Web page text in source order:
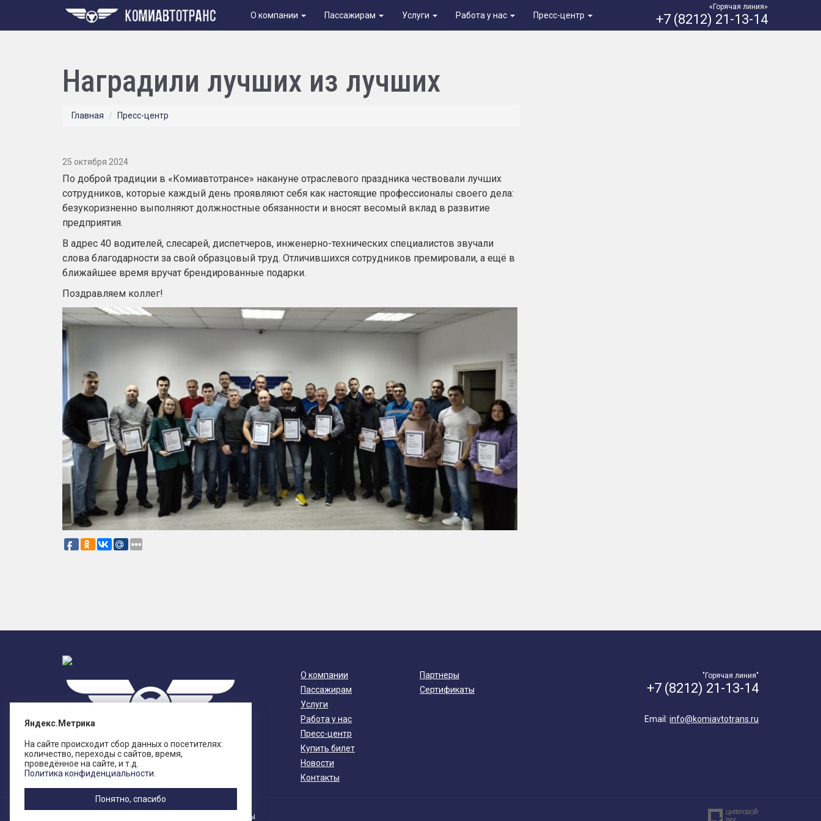
О компании Пассажирам Услуги Работа у нас Пресс-центр
«Горячая линия»
+7 (8212) 21-13-14
Наградили лучших из лучших
Главная Пресс-центр
25 октября 2024
По доброй традиции в «Комиавтотрансе» накануне отраслевого праздника чествовали лучших
сотрудников, которые каждый день проявляют себя как настоящие профессионалы своего дела:
безукоризненно выполняют должностные обязанности и вносят весомый вклад в развитие
предприятия.
В адрес 40 водителей, слесарей, диспетчеров, инженерно-технических специалистов звучали
слова благодарности за свой образцовый труд. Отличившихся сотрудников премировали, а ещё в
ближайшее время вручат брендированные подарки.
Поздравляем коллег!
О компании
Пассажирам
Услуги
Работа у нас
Пресс-центр
Купить билет
Новости
Контакты
Партнеры
Сертификаты
"Горячая линия"
+7 (8212) 21-13-14
Email: info@komiavtotrans.ru
© КОМИАВТОРАНС, 2026. Все права защищены
Яндекс.Метрика
На сайте происходит сбор данных о посетителях:
количество, переходы с сайтов, время,
проведённое на сайте, и т.д.
Политика конфиденциальности.
Понятно, спасибо